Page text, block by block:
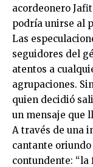
acordeonero
podría unirse al
Las
seguidores del
atentos a
agrupaciones.
quien decidió
un mensaje que
A través de una
cantante
contundente: “la